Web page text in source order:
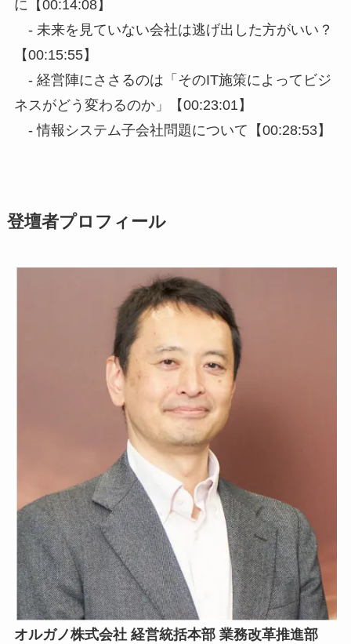
に【00:14:08】
- 未来を見ていない会社は逃げ出した方がいい？
【00:15:55】
- 経営陣にささるのは「そのIT施策によってビジ
ネスがどう変わるのか」【00:23:01】
- 情報システム子会社問題について【00:28:53】
登壇者プロフィール
オルガノ株式会社 経営統括本部 業務改革推進部